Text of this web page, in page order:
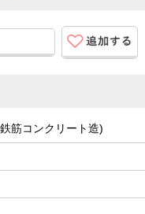
筋コンクリート造)